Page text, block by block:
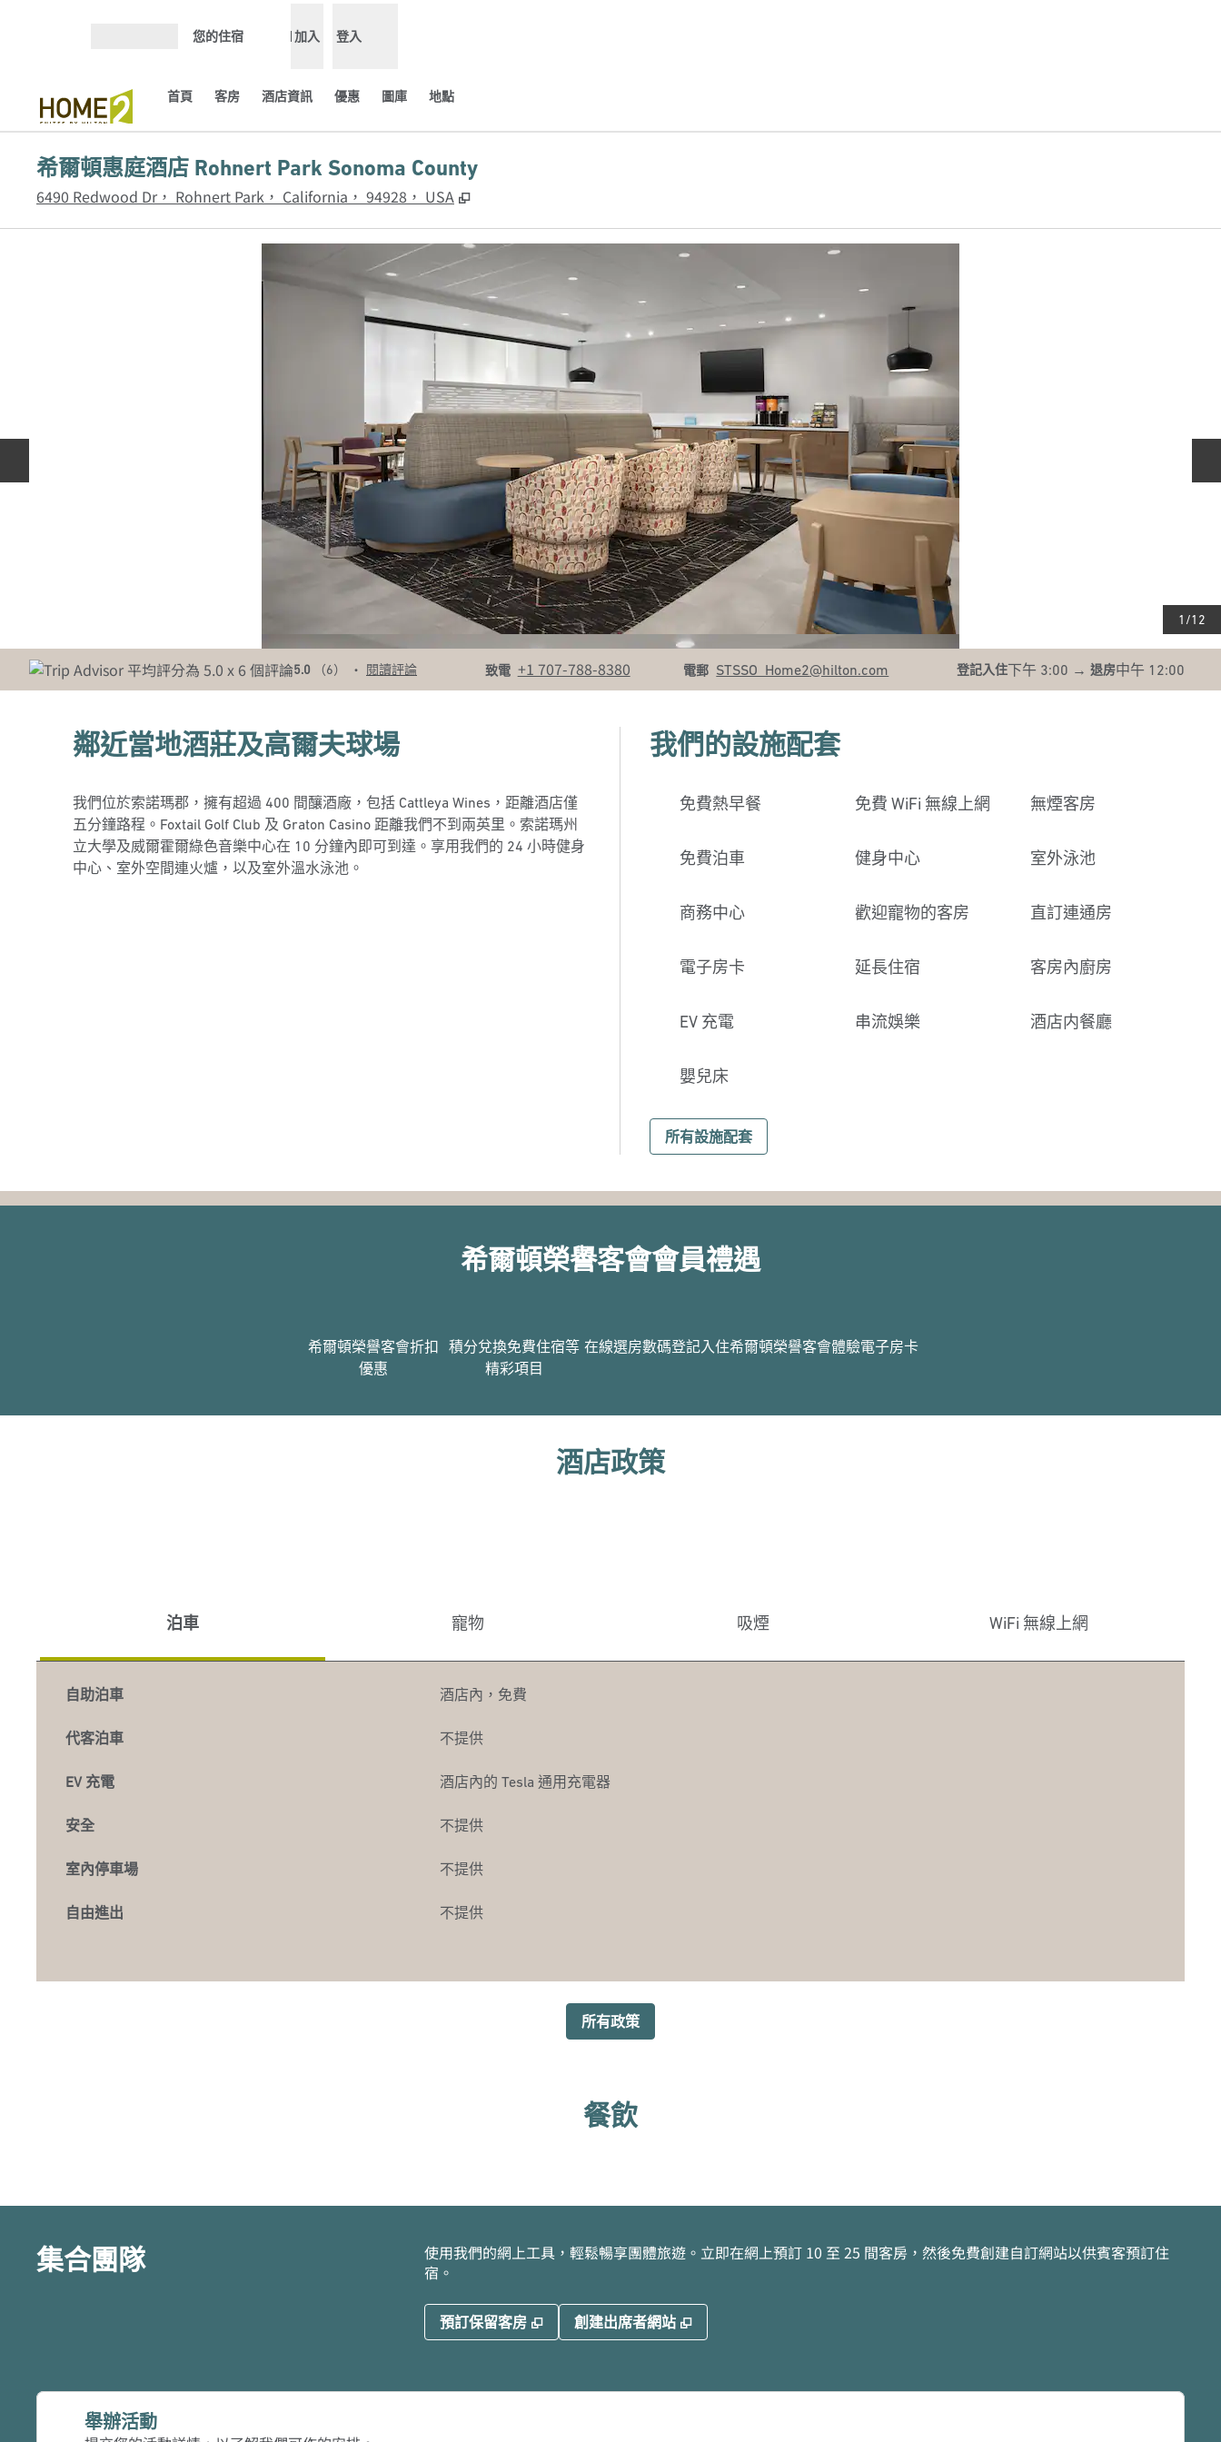
您的住宿 加入 登入
首頁 客房 酒店資訊 優惠 圖庫 地點
希爾頓惠庭酒店 Rohnert Park Sonoma County
6490 Redwood Dr， Rohnert Park， California， 94928， USA ,
1 /12
5.0 （6） • 閱讀評論 致電
致電 +1 707-788-8380 電郵
電郵 STSSO_Home2@hilton.com 登記入住下午 3:00 → 退房中午 12:00
鄰近當地酒莊及高爾夫球場
我們位於索諾瑪郡，擁有超過 400 間釀酒廠，包括 Cattleya Wines，距離酒店僅
五分鐘路程。Foxtail Golf Club 及 Graton Casino 距離我們不到兩英里。索諾瑪州
立大學及威爾霍爾綠色音樂中心在 10 分鐘內即可到達。享用我們的 24 小時健身
中心、室外空間連火爐，以及室外溫水泳池。
我們的設施配套
免費熱早餐 免費 WiFi 無線上網 無煙客房
免費泊車 健身中心 室外泳池
商務中心 歡迎寵物的客房 直訂連通房
電子房卡 延長住宿 客房內廚房
EV 充電 串流娛樂 酒店内餐廳
嬰兒床
所有設施配套
希爾頓榮譽客會會員禮遇
希爾頓榮譽客會折扣
優惠
積分兌換免費住宿等
精彩項目
在線選房數碼登記入住希爾頓榮譽客會體驗電子房卡
酒店政策
泊車 寵物 吸煙 WiFi 無線上網
自助泊車 酒店內 ， 免費
代客泊車 不提供
EV 充電 酒店內的 Tesla 通用充電器
安全 不提供
室內停車場 不提供
自由進出 不提供
所有政策
餐飲
集合團隊
使用我們的網上工具，輕鬆暢享團體旅遊。立即在網上預訂 10 至 25 間客房，然後免費創建自訂網站以供賓客預訂住
宿。
預訂保留客房 , 打開新分頁
創建出席者網站 ,
舉辦活動